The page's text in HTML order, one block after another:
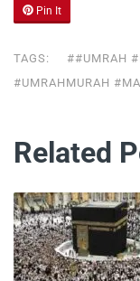
Pin It
TAGS:
##UMRAH
#UMRAHMURAH
Related